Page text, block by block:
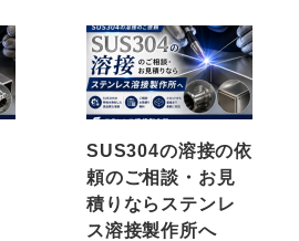
SUS304の溶接の依
頼のご相談・お見
積りならステンレ
ス溶接製作所へ